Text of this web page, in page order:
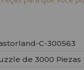
C-300563
de 3000 Piezas